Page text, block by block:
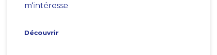
m'intéresse
Découvrir